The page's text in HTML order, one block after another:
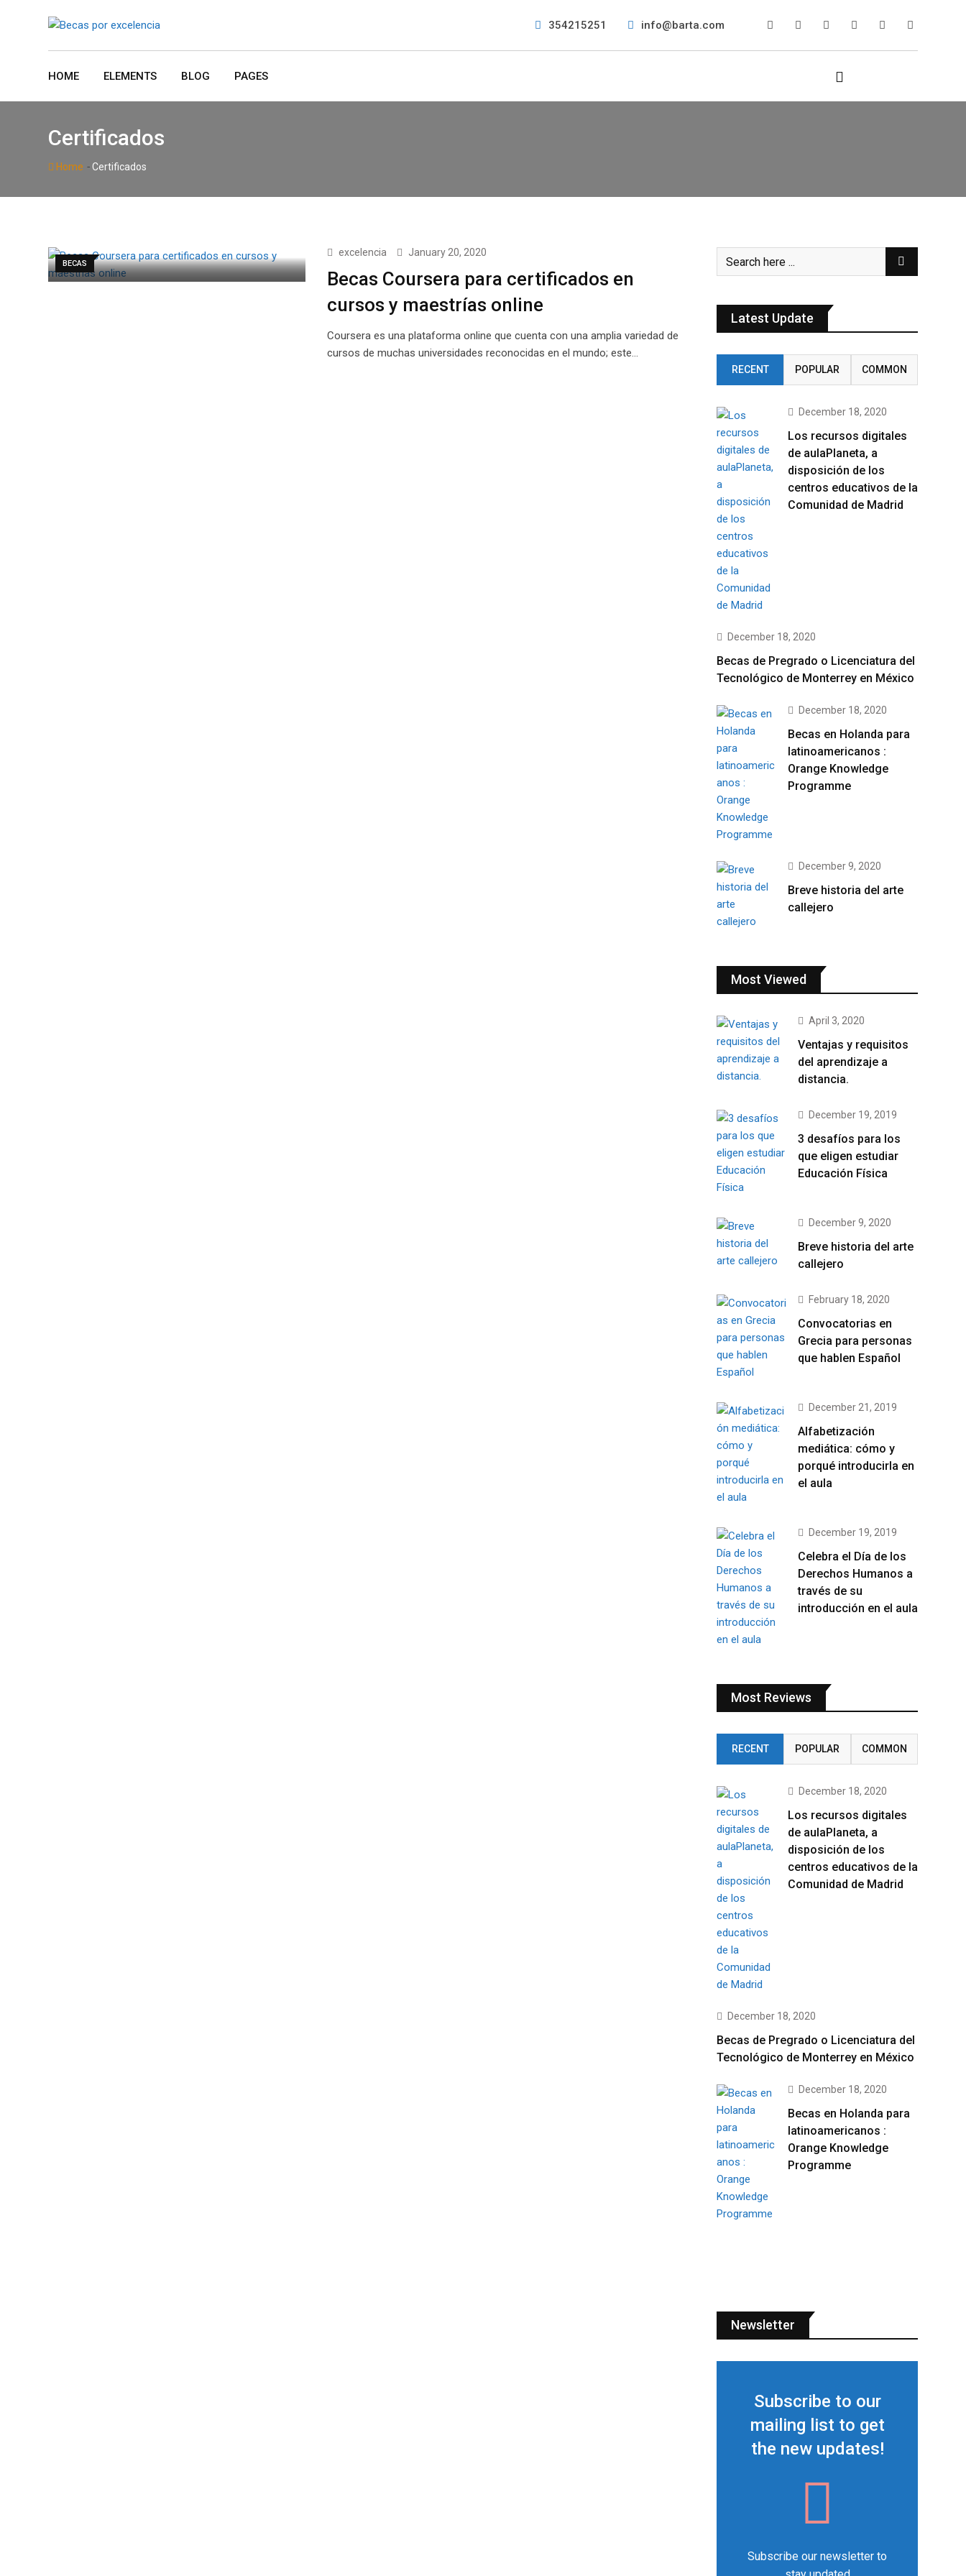
354215251 info@barta.com
HOME ELEMENTS BLOG PAGES
Certificados
Home -Certificados
BECAS
excelencia January 20, 2020
Becas Coursera para certificados en
cursos y maestrías online
Coursera es una plataforma online que cuenta con una amplia variedad de
cursos de muchas universidades reconocidas en el mundo; este…
Latest Update
RECENT POPULAR COMMON
December 18, 2020
Los recursos digitales
de aulaPlaneta, a
disposición de los
centros educativos de la
Comunidad de Madrid
December 18, 2020
Becas de Pregrado o Licenciatura del
Tecnológico de Monterrey en México
December 18, 2020
Becas en Holanda para
latinoamericanos :
Orange Knowledge
Programme
December 9, 2020
Breve historia del arte
callejero
Most Viewed
April 3, 2020
Ventajas y requisitos
del aprendizaje a
distancia.
December 19, 2019
3 desafíos para los
que eligen estudiar
Educación Física
December 9, 2020
Breve historia del arte
callejero
February 18, 2020
Convocatorias en
Grecia para personas
que hablen Español
December 21, 2019
Alfabetización
mediática: cómo y
porqué introducirla en
el aula
December 19, 2019
Celebra el Día de los
Derechos Humanos a
través de su
introducción en el aula
Most Reviews
RECENT POPULAR COMMON
December 18, 2020
Los recursos digitales
de aulaPlaneta, a
disposición de los
centros educativos de la
Comunidad de Madrid
December 18, 2020
Becas de Pregrado o Licenciatura del
Tecnológico de Monterrey en México
December 18, 2020
Becas en Holanda para
latinoamericanos :
Orange Knowledge
Programme
Newsletter
Subscribe to our
mailing list to get
the new updates!
Subscribe our newsletter to